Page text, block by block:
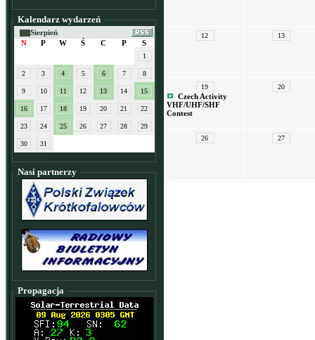
Kalendarz wydarzeń
Sierpień
N
P W Ś C P S
1
2 3 4 5 6 7 8
9 10 11 12 13 14 15
16 17 18 19 20 21 22
23 24 25 26 27 28 29
30 31
Nasi partnerzy
Propagacja
12 13
19
Czech Activity
VHF/UHF/SHF
Contest
20
26 27